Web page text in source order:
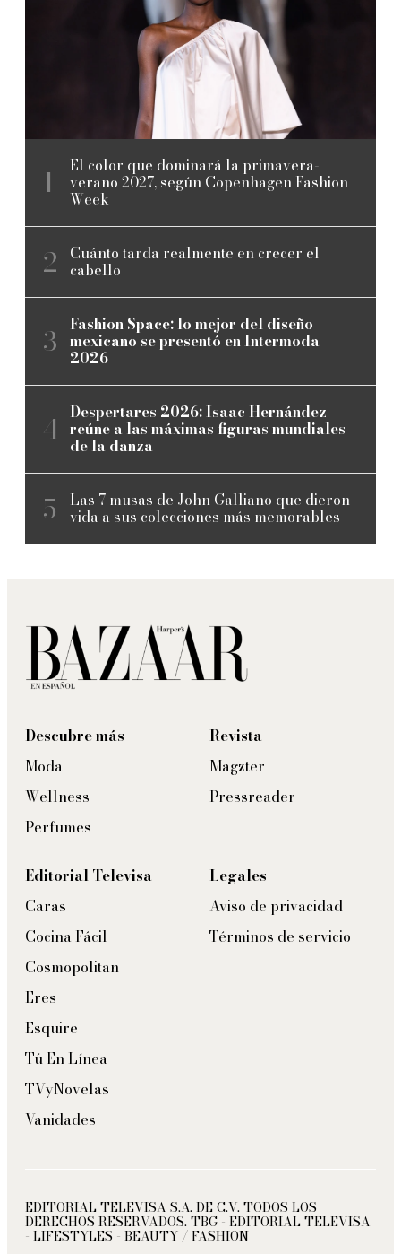
El color que dominará la primavera-
verano 2027, según Copenhagen Fashion
Week
Cuánto tarda realmente en crecer el
cabello
Fashion Space: lo mejor del diseño
mexicano se presentó en Intermoda
2026
Despertares 2026: Isaac Hernández
reúne a las máximas figuras mundiales
de la danza
Las 7 musas de John Galliano que dieron
vida a sus colecciones más memorables
Descubre más
Moda
Wellness
Perfumes
Revista
Magzter
Pressreader
Editorial Televisa
Caras
Cocina Fácil
Cosmopolitan
Eres
Esquire
Tú En Línea
TVyNovelas
Vanidades
Legales
Aviso de privacidad
Términos de servicio
EDITORIAL TELEVISA S.A. DE C.V. TODOS LOS
DERECHOS RESERVADOS. TBG - EDITORIAL TELEVISA
- LIFESTYLES - BEAUTY / FASHION